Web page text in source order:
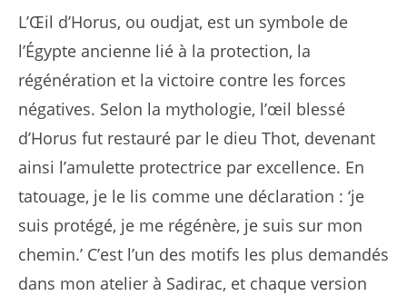
L’Œil d’Horus, ou oudjat, est un symbole de
l’Égypte ancienne lié à la protection, la
régénération et la victoire contre les forces
négatives. Selon la mythologie, l’œil blessé
d’Horus fut restauré par le dieu Thot, devenant
ainsi l’amulette protectrice par excellence. En
tatouage, je le lis comme une déclaration : ‘je
suis protégé, je me régénère, je suis sur mon
chemin.’ C’est l’un des motifs les plus demandés
dans mon atelier à Sadirac, et chaque version